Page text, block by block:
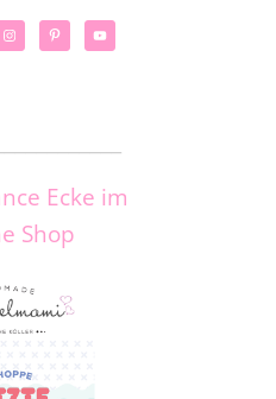
Ecke im
Shop